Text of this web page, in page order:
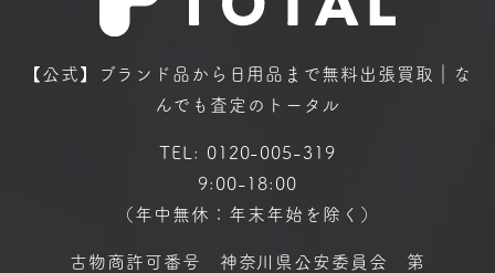
【公式】ブランド品から日用品まで無料出張買取｜な
んでも査定のトータル
TEL: 0120-005-319
9:00-18:00
（年中無休：年末年始を除く）
古物商許可番号 神奈川県公安委員会 第